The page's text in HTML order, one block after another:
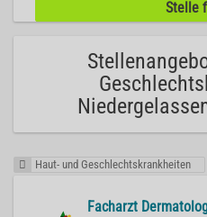
Haut- und Geschlechtskrankheiten
Facharzt